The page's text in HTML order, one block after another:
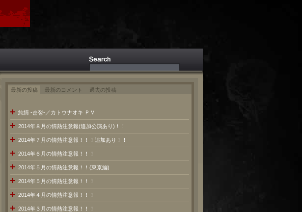
最新の投稿 最新のコメント 過去の投稿
純情 -순정-／カトウナオキ ＰＶ
2014年８月の情熱注意報(追加公演あり)！！
2014年７月の情熱注意報！！！追加あり！！
2014年６月の情熱注意報！！！
2014年５月の情熱注意報！！(東京編)
2014年５月の情熱注意報！！！
2014年４月の情熱注意報！！！
2014年３月の情熱注意報！！！